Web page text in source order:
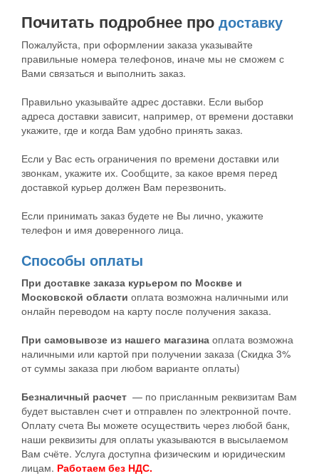
Почитать подробнее про доставку
Пожалуйста, при оформлении заказа указывайте
правильные номера телефонов, иначе мы не сможем с
Вами связаться и выполнить заказ.
Правильно указывайте адрес доставки. Если выбор
адреса доставки зависит, например, от времени доставки
укажите, где и когда Вам удобно принять заказ.
Если у Вас есть ограничения по времени доставки или
звонкам, укажите их. Сообщите, за какое время перед
доставкой курьер должен Вам перезвонить.
Если принимать заказ будете не Вы лично, укажите
телефон и имя доверенного лица.
Способы оплаты
При доставке заказа курьером по Москве и
Московской области оплата возможна наличными или
онлайн переводом на карту после получения заказа.
При самовывозе из нашего магазина оплата возможна
наличными или картой при получении заказа (Скидка 3%
от суммы заказа при любом варианте оплаты)
Безналичный расчет — по присланным реквизитам Вам
будет выставлен счет и отправлен по электронной почте.
Оплату счета Вы можете осуществить через любой банк,
наши реквизиты для оплаты указываются в высылаемом
Вам счёте. Услуга доступна физическим и юридическим
лицам. Работаем без НДС.